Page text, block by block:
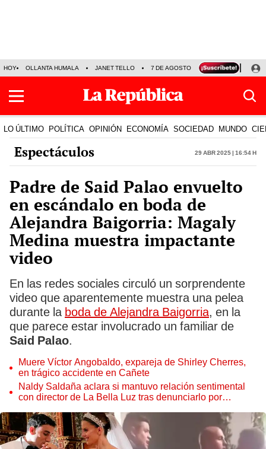
HOY OLLANTA HUMALA JANET TELLO 7 DE AGOSTO TINKA RESULTADOS
LO ÚLTIMO POLÍTICA OPINIÓN ECONOMÍA SOCIEDAD MUNDO
Espectáculos 29 Abr 2025 | 16:54 h
Padre de Said Palao envuelto
en escándalo en boda de
Alejandra Baigorria: Magaly
Medina muestra impactante
video
En las redes sociales circuló un sorprendente
video que aparentemente muestra una pelea
durante la boda de Alejandra Baigorria, en la
que parece estar involucrado un familiar de
Said Palao.
Muere Víctor Angobaldo, expareja de Shirley Cherres,
en trágico accidente en Cañete
Naldy Saldaña aclara si mantuvo relación sentimental
con director de La Bella Luz tras denunciarlo por